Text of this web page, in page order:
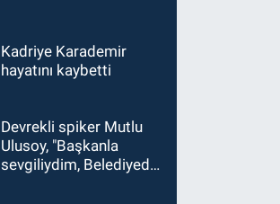
Kadriye Karademir
hayatını kaybetti
Devrekli spiker Mutlu
Ulusoy, "Başkanla
sevgiliydim, Belediyede